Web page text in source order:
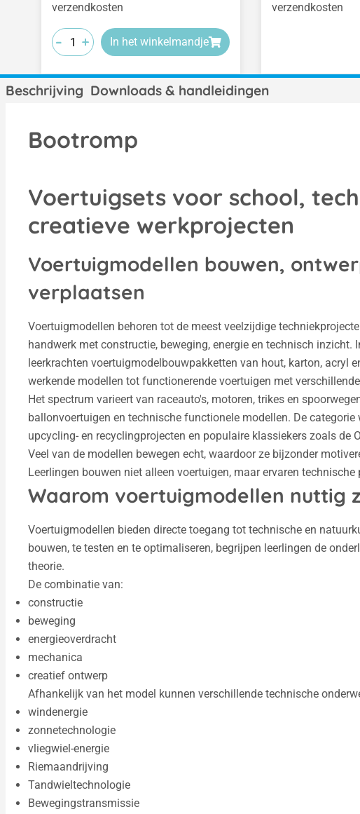
verzendkosten
-
-
- +
+
+ In het winkelmandje
verzendkosten
Beschrijving Downloads & handleidingen
Bootromp
Voertuigsets voor school,
creatieve werkprojecten
Voertuigmodellen bouwen,
verplaatsen
Voertuigmodellen behoren tot de meest veelzijdige
handwerk met constructie, beweging, energie en technisch inzicht.
leerkrachten voertuigmodelbouwpakketten van hout, karton, acryl
werkende modellen tot functionerende voertuigen met
Het spectrum varieert van raceauto's, motoren, trikes en
ballonvoertuigen en technische functionele modellen. De
upcycling- en recyclingprojecten en populaire klassiekers zoals de
Veel van de modellen bewegen echt, waardoor ze bijzonder
Leerlingen bouwen niet alleen voertuigen, maar ervaren
Waarom voertuigmodellen nuttig
Voertuigmodellen bieden directe toegang tot technische en
bouwen, te testen en te optimaliseren, begrijpen leerlingen de
theorie.
De combinatie van:
constructie
beweging
energieoverdracht
mechanica
creatief ontwerp
Afhankelijk van het model kunnen verschillende technische
windenergie
zonnetechnologie
vliegwiel-energie
Riemaandrijving
Tandwieltechnologie
Bewegingstransmissie